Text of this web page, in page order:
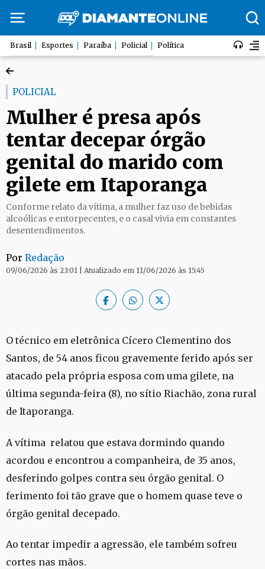
Brasil Esportes Paraíba Policial Política
POLICIAL
Mulher é presa após
tentar decepar órgão
genital do marido com
gilete em Itaporanga
Conforme relato da vítima, a mulher faz uso de bebidas
alcoólicas e entorpecentes, e o casal vivia em constantes
desentendimentos.
Por Redação
09/06/2026 às 23:01 | Atualizado em 11/06/2026 às 15:45
O técnico em eletrônica Cícero Clementino dos
Santos, de 54 anos ficou gravemente ferido após ser
atacado pela própria esposa com uma gilete, na
última segunda-feira (8), no sítio Riachão, zona rural
de Itaporanga.
A vítima relatou que estava dormindo quando
acordou e encontrou a companheira, de 35 anos,
desferindo golpes contra seu órgão genital. O
ferimento foi tão grave que o homem quase teve o
órgão genital decepado.
Ao tentar impedir a agressão, ele também sofreu
cortes nas mãos.